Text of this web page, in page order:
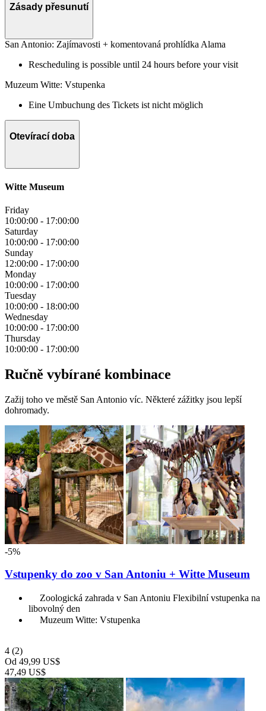
Zásady přesunutí
San Antonio: Zajímavosti + komentovaná prohlídka Alama
Rescheduling is possible until 24 hours before your visit
Muzeum Witte: Vstupenka
Eine Umbuchung des Tickets ist nicht möglich
Otevírací doba
Witte Museum
Friday
10:00:00 - 17:00:00
Saturday
10:00:00 - 17:00:00
Sunday
12:00:00 - 17:00:00
Monday
10:00:00 - 17:00:00
Tuesday
10:00:00 - 18:00:00
Wednesday
10:00:00 - 17:00:00
Thursday
10:00:00 - 17:00:00
Ručně vybírané kombinace
Zažij toho ve městě San Antonio víc. Některé zážitky jsou lepší
dohromady.
-5%
Vstupenky do zoo v San Antoniu + Witte Museum
Zoologická zahrada v San Antoniu Flexibilní vstupenka na
libovolný den
Muzeum Witte: Vstupenka
4 (2)
Od 49,99 US$
47,49 US$